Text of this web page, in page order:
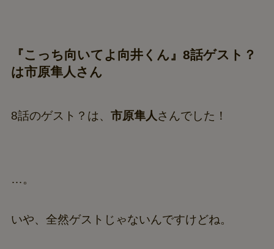
『こっち向いてよ向井くん』8話ゲスト？
は市原隼人さん
8話のゲスト？は、 市原隼人さんでした！
…。
いや、全然ゲストじゃないんですけどね。